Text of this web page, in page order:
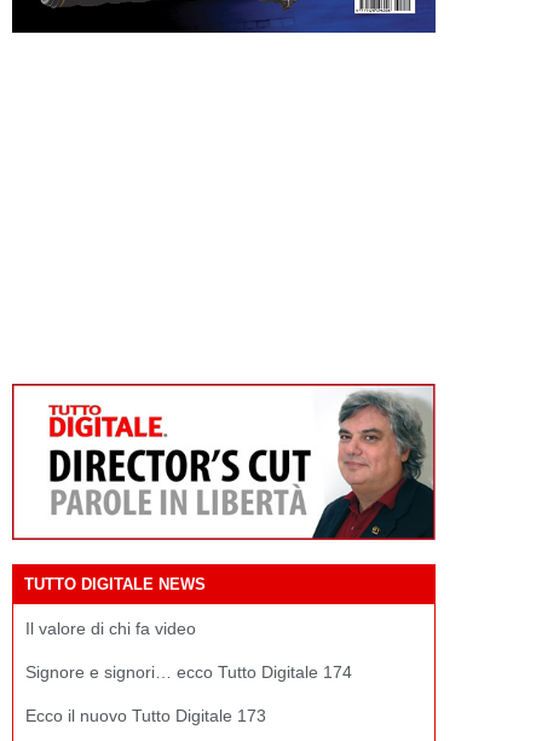
TUTTO DIGITALE NEWS
Il valore di chi fa video
Signore e signori… ecco Tutto Digitale 174
Ecco il nuovo Tutto Digitale 173